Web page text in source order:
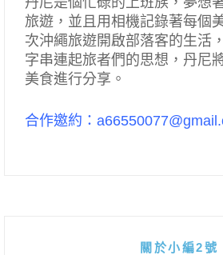
旅遊，並且用相機記錄著每個
次沖繩旅遊開啟部落客的生活
字串連起旅者們的思想，丹尼
美食進行分享。
合作邀約：
關於小編2號